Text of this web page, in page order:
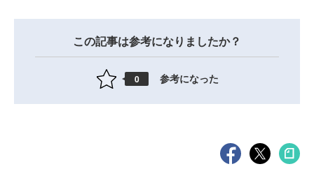
この記事は参考になりましたか？
0 参考になった